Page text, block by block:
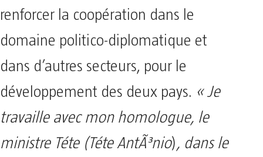
renforcer la coopération dans le
domaine politico-diplomatique et
dans d’autres secteurs, pour le
développement des deux pays. « Je
travaille avec mon homologue, le
ministre Téte (Téte AntÃ³nio), dans le